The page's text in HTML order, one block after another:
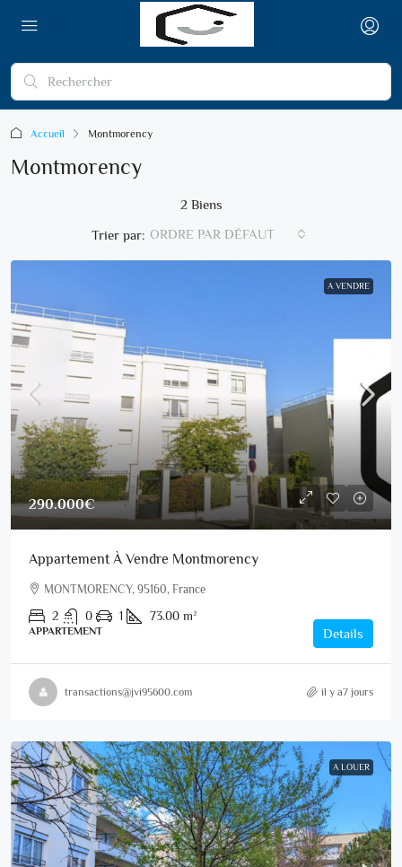
Accueil Montmorency
Montmorency
2 Biens
Trier par: ORDRE PAR DÉFAUT
A VENDRE
290.000€
Appartement À Vendre Montmorency
MONTMORENCY, 95160, France
2 0 1 73.00 m²
APPARTEMENT Details
transactions@jvi95600.com il y a7 jours
A LOUER